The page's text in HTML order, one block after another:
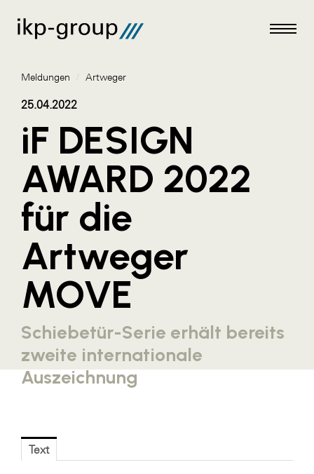
Meldungen
AKTUELLES
ACO
ALEX Krems
Amazon Web Services
Artweger
AustroCel Hallein
Blaguss
Bundesverband Sonnenschutztechnik
Cineplexx
Darbo
Meldungen / Artweger
25.04.2022
iF DESIGN
AWARD 2022
für die
Artweger
MOVE
Schiebetür-Serie erhält bereits
zweite internationale
Auszeichnung
Text